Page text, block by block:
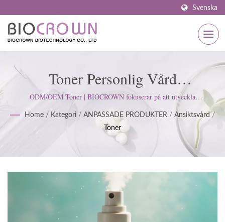
Svenska
Toner Personlig Vård
Hudvårdsleverantör Tillverkare |
ISO & GMP Certifierad
Hudvårdstillverkare Sedan 1977 |
BIOCROWN
ODM/OEM Toner | BIOCROWN fokuserar på att utveckla
hudvårdsprodukter. Vi följer ISO22716 och Good Manufacturing
Practices (GMP) standarder; upprätthåller en strikt attityd för att
tillfredsställa kundernas förväntningar.
Home / Kategori / ANPASSADE PRODUKTER / Ansiktsvård /
Toner